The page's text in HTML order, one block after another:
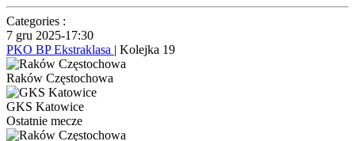
Categories :
7 gru 2025-17:30
PKO BP Ekstraklasa | Kolejka 19
Raków Częstochowa
GKS Katowice
Ostatnie mecze